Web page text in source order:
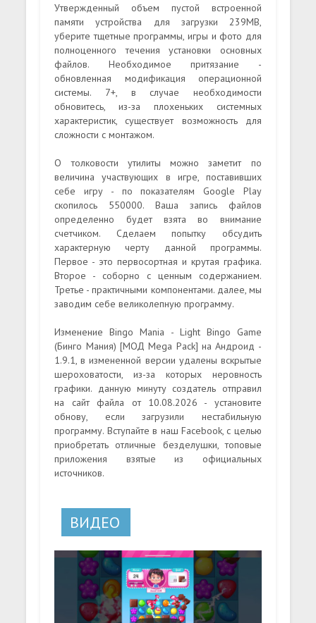
Утвержденный объем пустой встроенной
памяти устройства для загрузки 239MB,
уберите тщетные программы, игры и фото для
полноценного течения установки основных
файлов. Необходимое притязание -
обновленная модификация операционной
системы. 7+, в случае необходимости
обновитесь, из-за плохеньких системных
характеристик, существует возможность для
сложности с монтажом.
О толковости утилиты можно заметит по
величина участвующих в игре, поставивших
себе игру - по показателям Google Play
скопилось 550000. Ваша запись файлов
определенно будет взята во внимание
счетчиком. Сделаем попытку обсудить
характерную черту данной программы.
Первое - это первосортная и крутая графика.
Второе - соборно с ценным содержанием.
Третье - практичными компонентами. далее, мы
заводим себе великолепную программу.
Изменение Bingo Mania - Light Bingo Game
(Бинго Мания) [МОД Mega Pack] на Андроид -
1.9.1, в измененной версии удалены вскрытые
шероховатости, из-за которых неровность
графики. данную минуту создатель отправил
на сайт файла от 10.08.2026 - установите
обнову, если загрузили нестабильную
программу. Вступайте в наш Facebook, с целью
приобретать отличные безделушки, топовые
приложения взятые из официальных
источников.
ВИДЕО